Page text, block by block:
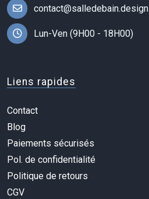
contact@salledebain.design
Lun-Ven (9H00 - 18H00)
Liens rapides
Contact
Blog
Paiements sécurisés
Pol. de confidentialité
Politique de retours
CGV